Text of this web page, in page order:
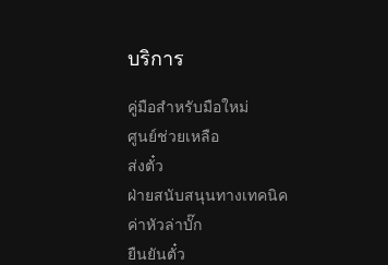
บริการ
คู่มือสำหรับมือใหม่
ศูนย์ช่วยเหลือ
ส่งตั๋ว
ฝ่ายสนับสนุนทางเทคนิค
ค่าหัวล่าบั๊ก
ยืนยันตั๋ว